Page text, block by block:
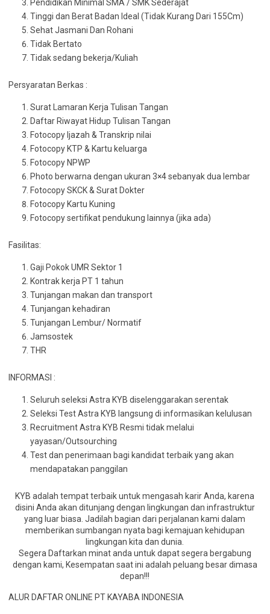
Pendidikan Minimal SMA / SMK Sederajat
Tinggi dan Berat Badan Ideal (Tidak Kurang Dari 155Cm)
Sehat Jasmani Dan Rohani
Tidak Bertato
Tidak sedang bekerja/Kuliah
Persyaratan Berkas :
Surat Lamaran Kerja Tulisan Tangan
Daftar Riwayat Hidup Tulisan Tangan
Fotocopy Ijazah & Transkrip nilai
Fotocopy KTP & Kartu keluarga
Fotocopy NPWP
Photo berwarna dengan ukuran 3×4 sebanyak dua lembar
Fotocopy SKCK & Surat Dokter
Fotocopy Kartu Kuning
Fotocopy sertifikat pendukung lainnya (jika ada)
Fasilitas:
Gaji Pokok UMR Sektor 1
Kontrak kerja PT 1 tahun
Tunjangan makan dan transport
Tunjangan kehadiran
Tunjangan Lembur/ Normatif
Jamsostek
THR
INFORMASI :
Seluruh seleksi Astra KYB diselenggarakan serentak
Seleksi Test Astra KYB langsung di informasikan kelulusan
Recruitment Astra KYB Resmi tidak melalui
yayasan/Outsourching
Test dan penerimaan bagi kandidat terbaik yang akan
mendapatakan panggilan
KYB adalah tempat terbaik untuk mengasah karir Anda, karena
disini Anda akan ditunjang dengan lingkungan dan infrastruktur
yang luar biasa. Jadilah bagian dari perjalanan kami dalam
memberikan sumbangan nyata bagi kemajuan kehidupan
lingkungan kita dan dunia.
Segera Daftarkan minat anda untuk dapat segera bergabung
dengan kami, Kesempatan saat ini adalah peluang besar dimasa
depan!!!
ALUR DAFTAR ONLINE PT KAYABA INDONESIA